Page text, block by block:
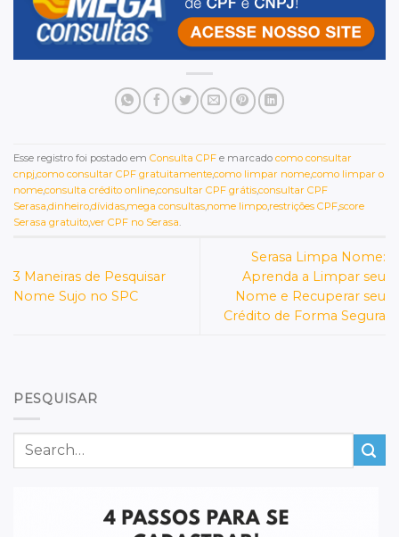
Esse registro foi postado em Consulta CPF e marcado como consultar
cnpj como consultar CPF gratuitamentecomo limpar nomecomo limpar o
nomeconsulta crédito onlineconsultar CPF grátisconsultar CPF
Serasa dinheirodívidas mega consultas nome limpo restrições CPFscore
Serasa gratuitover CPF no Serasa
3 Maneiras de Pesquisar
Nome Sujo no SPC
Serasa Limpa Nome:
Aprenda a Limpar seu
Nome e Recuperar seu
Crédito de Forma Segura
PESQUISAR